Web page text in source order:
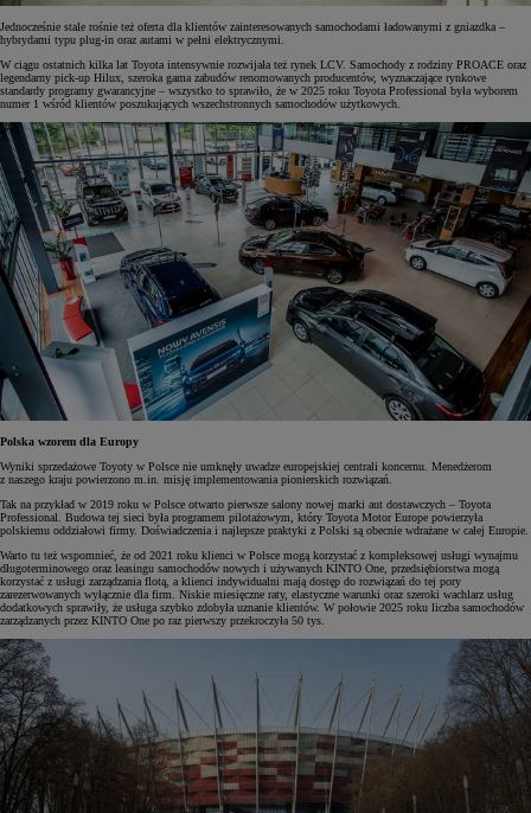
Jednocześnie stale rośnie też oferta dla klientów zainteresowanych samochodami ładowanymi z gniazdka –
hybrydami typu plug-in oraz autami w pełni elektrycznymi.
W ciągu ostatnich kilka lat Toyota intensywnie rozwijała też rynek LCV. Samochody z rodziny PROACE oraz
legendarny pick-up Hilux, szeroka gama zabudów renomowanych producentów, wyznaczające rynkowe
standardy programy gwarancyjne – wszystko to sprawiło, że w 2025 roku Toyota Professional była wyborem
numer 1 wśród klientów poszukujących wszechstronnych samochodów użytkowych.
Polska wzorem dla Europy
Wyniki sprzedażowe Toyoty w Polsce nie umknęły uwadze europejskiej centrali koncernu. Menedżerom
z naszego kraju powierzono m.in. misję implementowania pionierskich rozwiązań.
Tak na przykład w 2019 roku w Polsce otwarto pierwsze salony nowej marki aut dostawczych – Toyota
Professional. Budowa tej sieci była programem pilotażowym, który Toyota Motor Europe powierzyła
polskiemu oddziałowi firmy. Doświadczenia i najlepsze praktyki z Polski są obecnie wdrażane w całej Europie.
Warto tu też wspomnieć, że od 2021 roku klienci w Polsce mogą korzystać z kompleksowej usługi wynajmu
długoterminowego oraz leasingu samochodów nowych i używanych KINTO One, przedsiębiorstwa mogą
korzystać z usługi zarządzania flotą, a klienci indywidualni mają dostęp do rozwiązań do tej pory
zarezerwowanych wyłącznie dla firm. Niskie miesięczne raty, elastyczne warunki oraz szeroki wachlarz usług
dodatkowych sprawiły, że usługa szybko zdobyła uznanie klientów. W połowie 2025 roku liczba samochodów
zarządzanych przez KINTO One po raz pierwszy przekroczyła 50 tys.